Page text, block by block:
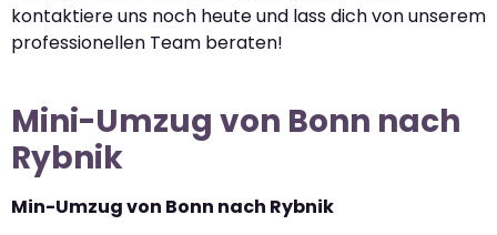
kontaktiere uns noch heute und lass dich von unserem
professionellen Team beraten!
Mini-Umzug von Bonn nach
Rybnik
Min-Umzug von Bonn nach Rybnik